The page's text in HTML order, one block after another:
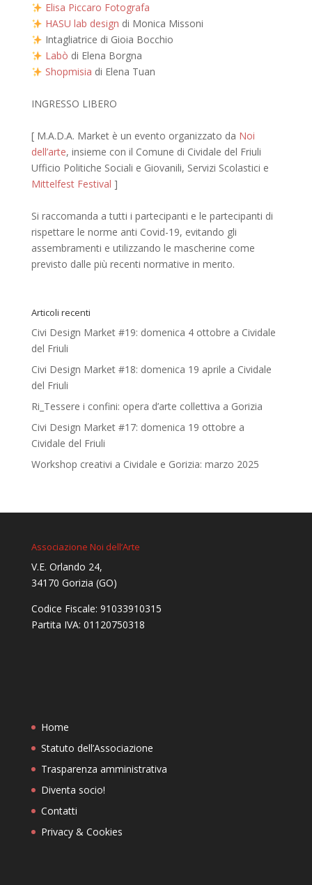
Elisa Piccaro Fotografa
HASU lab design di Monica Missoni
Intagliatrice di Gioia Bocchio
Labò di Elena Borgna
Shopmisia di Elena Tuan
INGRESSO LIBERO
[ M.A.D.A. Market è un evento organizzato da Noi
dell’arte, insieme con il Comune di Cividale del Friuli
Ufficio Politiche Sociali e Giovanili, Servizi Scolastici e
Mittelfest Festival ]
Si raccomanda a tutti i partecipanti e le partecipanti di
rispettare le norme anti Covid-19, evitando gli
assembramenti e utilizzando le mascherine come
previsto dalle più recenti normative in merito.
Articoli recenti
Civi Design Market #19: domenica 4 ottobre a Cividale
del Friuli
Civi Design Market #18: domenica 19 aprile a Cividale
del Friuli
Ri_Tessere i confini: opera d’arte collettiva a Gorizia
Civi Design Market #17: domenica 19 ottobre a
Cividale del Friuli
Workshop creativi a Cividale e Gorizia: marzo 2025
Associazione Noi dell’Arte
V.E. Orlando 24,
34170 Gorizia (GO)
Codice Fiscale: 91033910315
Partita IVA: 01120750318
Home
Statuto dell’Associazione
Trasparenza amministrativa
Diventa socio!
Contatti
Privacy & Cookies